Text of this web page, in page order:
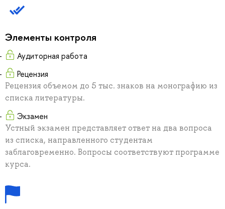
Элементы контроля
Аудиторная работа
Рецензия
Рецензия объемом до 5 тыс. знаков на монографию из
списка литературы.
Экзамен
Устный экзамен представляет ответ на два вопроса
из списка, направленного студентам
заблаговременно. Вопросы соответствуют программе
курса.